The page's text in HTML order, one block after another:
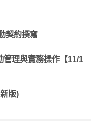
契約撰寫
管理與實務操作【11/1
版)